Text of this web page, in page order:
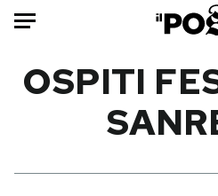
Mondo
OSPITI